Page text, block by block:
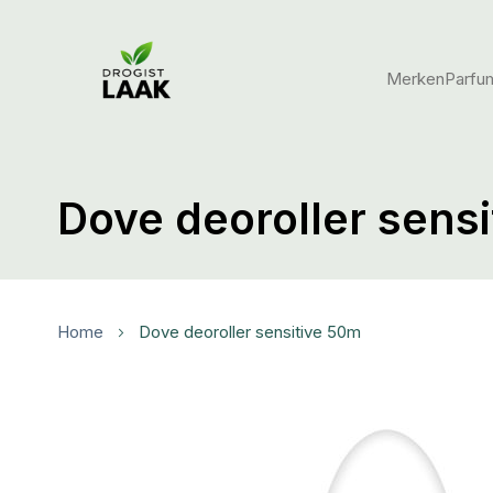
Merken
Dove deoroller
Home dove deoroller sensitive 50m